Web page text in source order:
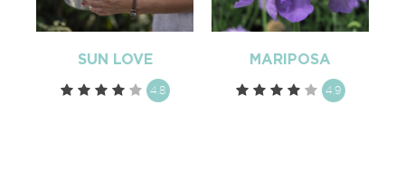
SUN LOVE
4.8
MARIPOSA
4.9